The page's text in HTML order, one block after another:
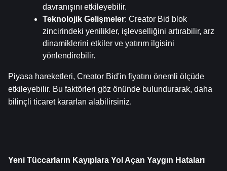
davranışını etkileyebilir.
Teknolojik Gelişmeler: Creator Bid blok
zincirindeki yenilikler, işlevselliğini artırabilir, arz
dinamiklerini etkiler ve yatırım ilgisini
yönlendirebilir.
Piyasa hareketleri, Creator Bid'in fiyatını önemli ölçüde
etkileyebilir. Bu faktörleri göz önünde bulundurarak, daha
bilinçli ticaret kararları alabilirsiniz.
Yeni Tüccarların Kayıplara Yol Açan Yaygın Hataları